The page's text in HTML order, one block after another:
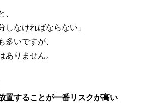
、
しなければならない」
多いですが、
ありません。
置することが一番リスクが高い